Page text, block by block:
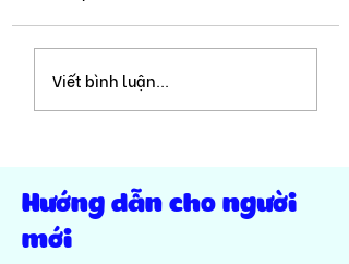
Ghép vần với âm tr |
Seri ghép vần với 11
học - lớp 1
Viết bình luận...
Hướng dẫn cho người
mới